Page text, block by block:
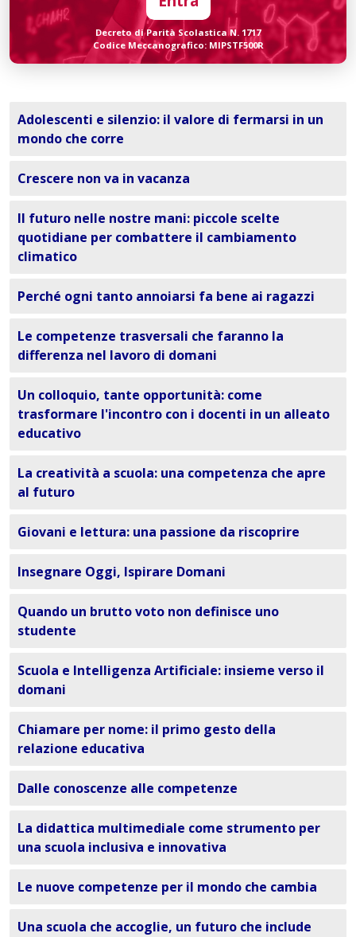
Decreto di Parità Scolastica N. 1717
Codice Meccanografico: MIPSTF500R
Adolescenti e silenzio: il valore di fermarsi in un
mondo che corre
Crescere non va in vacanza
Il futuro nelle nostre mani: piccole scelte
quotidiane per combattere il cambiamento
climatico
Perché ogni tanto annoiarsi fa bene ai ragazzi
Le competenze trasversali che faranno la
differenza nel lavoro di domani
Un colloquio, tante opportunità: come
trasformare l'incontro con i docenti in un alleato
educativo
La creatività a scuola: una competenza che apre
al futuro
Giovani e lettura: una passione da riscoprire
Insegnare Oggi, Ispirare Domani
Quando un brutto voto non definisce uno
studente
Scuola e Intelligenza Artificiale: insieme verso il
domani
Chiamare per nome: il primo gesto della
relazione educativa
Dalle conoscenze alle competenze
La didattica multimediale come strumento per
una scuola inclusiva e innovativa
Le nuove competenze per il mondo che cambia
Una scuola che accoglie, un futuro che include